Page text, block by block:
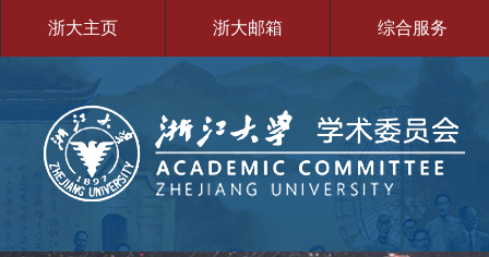
浙大主页 浙大邮箱 综合服务